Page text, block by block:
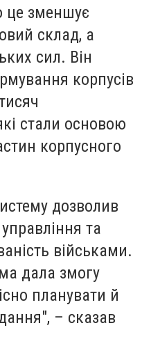
це зменшує
склад, а
сил. Він
корпусів
стали основою
корпусного
дозволив
та
військами.
дала змогу
планувати й
– сказав